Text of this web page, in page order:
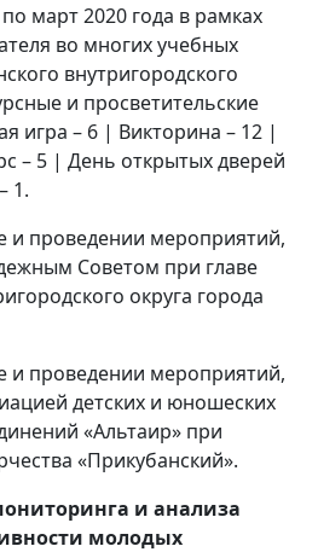
март 2020 года в рамках
во многих учебных
внутригородского
и просветительские
игра – 6 | Викторина – 12 |
– 5 | День открытых дверей
1.
и проведении мероприятий,
Советом при главе
округа города
и проведении мероприятий,
детских и юношеских
«Альтаир» при
«Прикубанский».
и анализа
молодых